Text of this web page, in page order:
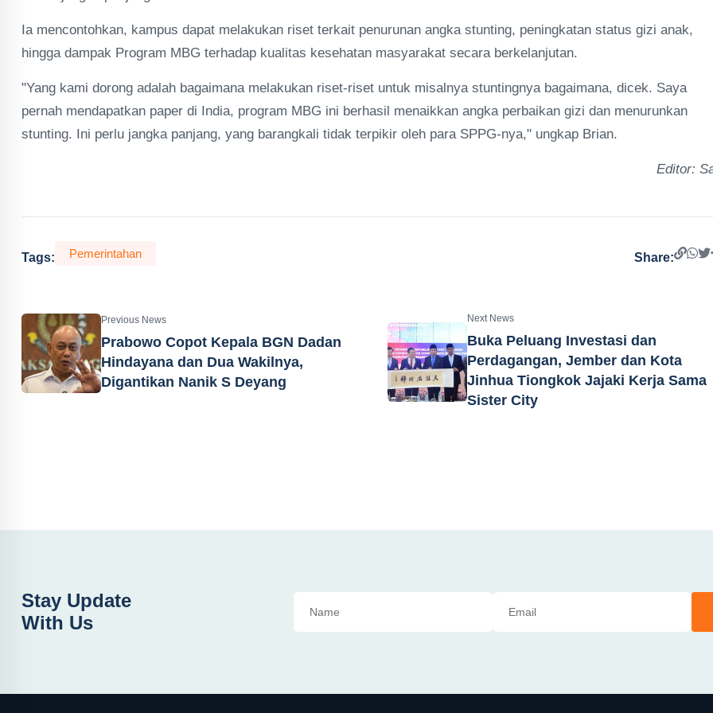
Ia mencontohkan, kampus dapat melakukan riset terkait penurunan angka stunting, peningkatan status gizi anak,
hingga dampak Program MBG terhadap kualitas kesehatan masyarakat secara berkelanjutan.
"Yang kami dorong adalah bagaimana melakukan riset-riset untuk misalnya stuntingnya bagaimana, dicek. Saya
pernah mendapatkan paper di India, program MBG ini berhasil menaikkan angka perbaikan gizi dan menurunkan
stunting. Ini perlu jangka panjang, yang barangkali tidak terpikir oleh para SPPG-nya," ungkap Brian.
Editor:
Tags: Pemerintahan Share:
Previous News
Prabowo Copot Kepala BGN Dadan
Hindayana dan Dua Wakilnya,
Digantikan Nanik S Deyang
Next News
Buka Peluang Investasi dan
Perdagangan, Jember dan Kota
Jinhua Tiongkok Jajaki Kerja Sama
Sister City
Stay Update
With Us